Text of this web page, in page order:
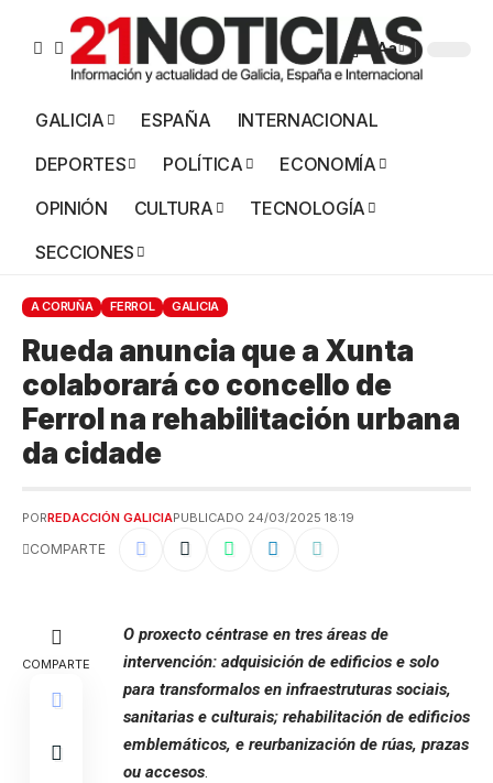
Aa
GALICIA ESPAÑA
INTERNACIONAL
DEPORTES
POLÍTICA
ECONOMÍA
OPINIÓN
CULTURA
TECNOLOGÍA
SECCIONES
A CORUÑA FERROL GALICIA
Rueda anuncia que a Xunta
colaborará co concello de
Ferrol na rehabilitación urbana
da cidade
PORREDACCIÓN GALICIAPUBLICADO 24/03/2025 18:19
COMPARTE
COMPARTE
O proxecto céntrase en tres áreas de
intervención: adquisición de edificios e solo
para transformalos en infraestruturas sociais,
sanitarias e culturais; rehabilitación de edificios
emblemáticos, e reurbanización de rúas, prazas
ou accesos